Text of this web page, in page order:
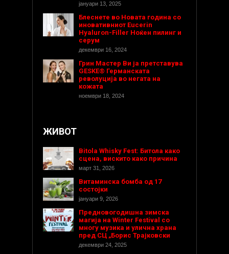
јануари 13, 2025
Блеснете во Новата година со
иновативниот Eucerin
Hyaluron-Filler Ноќен пилинг и
серум
декември 16, 2024
Грин Мастер Ви ја претставува
GESKE® Германската
револуција во негата на
кожата
ноември 18, 2024
ЖИВОТ
Bitola Whisky Fest: Битола како
сцена, вискито како причина
март 31, 2026
Витаминска бомба од 17
состојки
јануари 9, 2026
Предновогодишнa зимска
магија на Winter Festival со
многу музика и улична храна
пред СЦ „Борис Трајковски
декември 24, 2025